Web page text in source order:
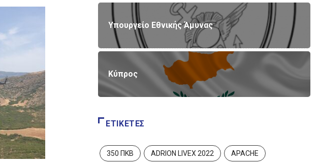
Υπουργείο Εθνικής Άμυνας
Κύπρος
ΕΤΙΚΈΤΕΣ
350 ΠΚΒ ADRION LIVEX 2022 APACHE